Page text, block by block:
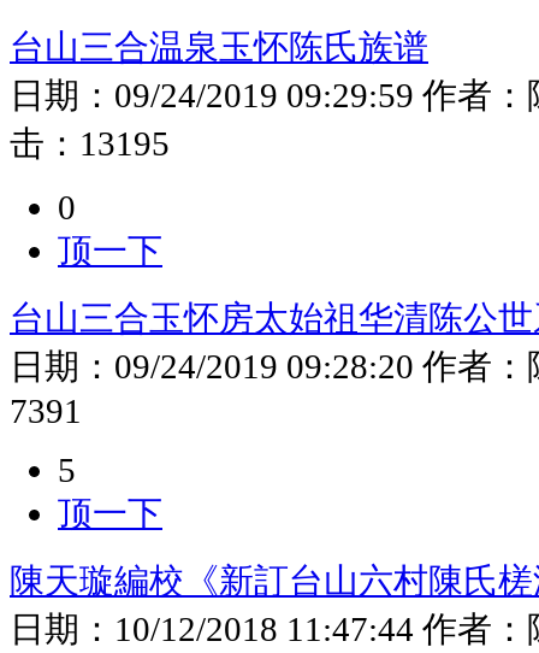
台山三合温泉玉怀陈氏族谱
日期： 09/24/2019 09:29:59 作者：
击： 13195
0
顶一下
台山三合玉怀房太始祖华清陈公
日期： 09/24/2019 09:28:20 作者：
7391
5
顶一下
陳天璇編校《新訂台山六村陳氏
日期： 10/12/2018 11:47:44 作者：